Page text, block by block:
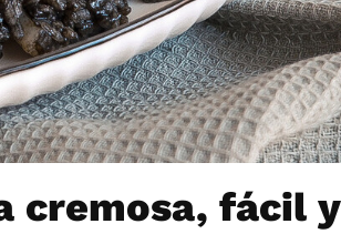
cremosa, fácil y